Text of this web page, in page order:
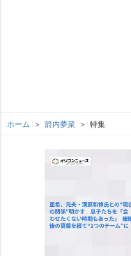
ホーム 箭内夢菜 特集